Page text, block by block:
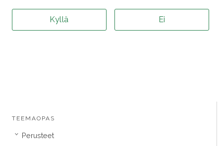
TEEMAOPAS
›
Perusteet
Kyllä Ei